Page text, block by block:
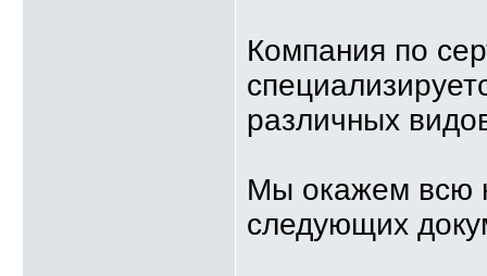
Компания по
различных
Мы окажем всю
следующих